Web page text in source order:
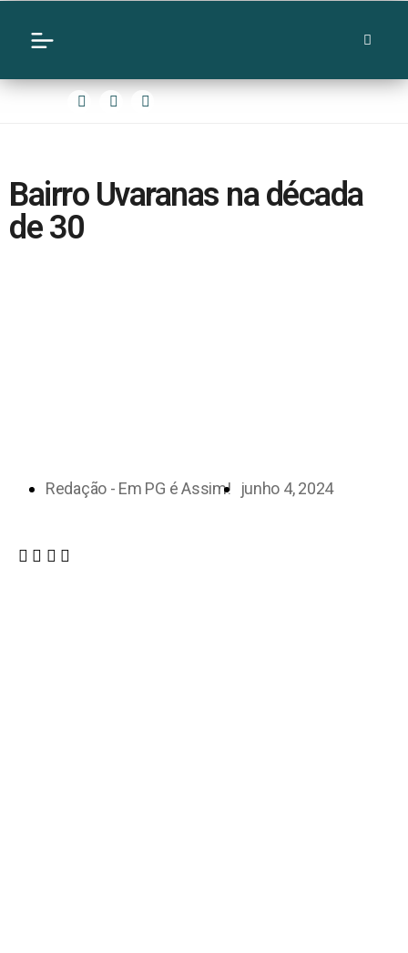
Bairro Uvaranas na década
de 30
Redação - Em PG é Assim! junho 4, 2024